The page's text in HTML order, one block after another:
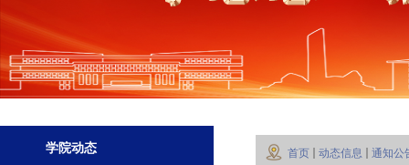
学院动态 首页 动态信息 通知公